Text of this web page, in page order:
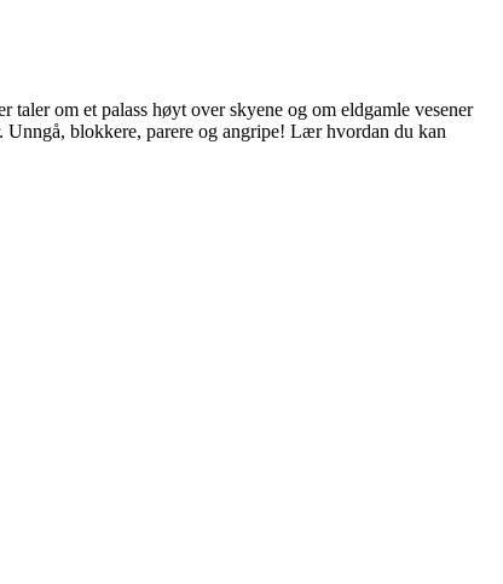
taler om et palass høyt over skyene og om eldgamle vesener
blokkere, parere og angripe! Lær hvordan du kan